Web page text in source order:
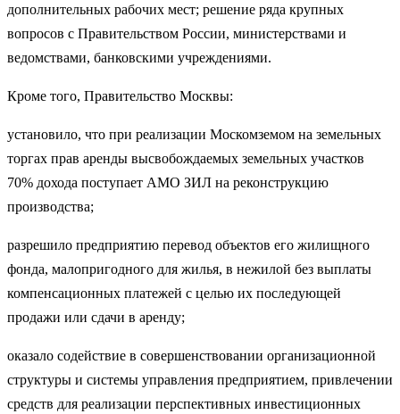
дополнительных рабочих мест; решение ряда крупных
вопросов с Правительством России, министерствами и
ведомствами, банковскими учреждениями.
Кроме того, Правительство Москвы:
установило, что при реализации Москомземом на земельных
торгах прав аренды высвобождаемых земельных участков
70% дохода поступает АМО ЗИЛ на реконструкцию
производства;
разрешило предприятию перевод объектов его жилищного
фонда, малопригодного для жилья, в нежилой без выплаты
компен­сационных платежей с целью их последующей
продажи или сдачи в аренду;
оказало содействие в совершенствовании организационной
структуры и системы управления предприятием, привлечении
средств для реализации перспективных инвестиционных